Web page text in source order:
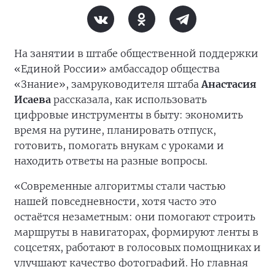
На занятии в штабе общественной поддержки
«Единой России» амбассадор общества
«Знание», замруководителя штабаАнастасия
Исаева рассказала, как использовать
цифровые инструменты в быту: экономить
время на рутине, планировать отпуск,
готовить, помогать внукам с уроками и
находить ответы на разные вопросы.
«Современные алгоритмы стали частью
нашей повседневности, хотя часто это
остаётся незаметным: они помогают строить
маршруты в навигаторах, формируют ленты в
соцсетях, работают в голосовых помощниках и
улучшают качество фотографий. Но главная